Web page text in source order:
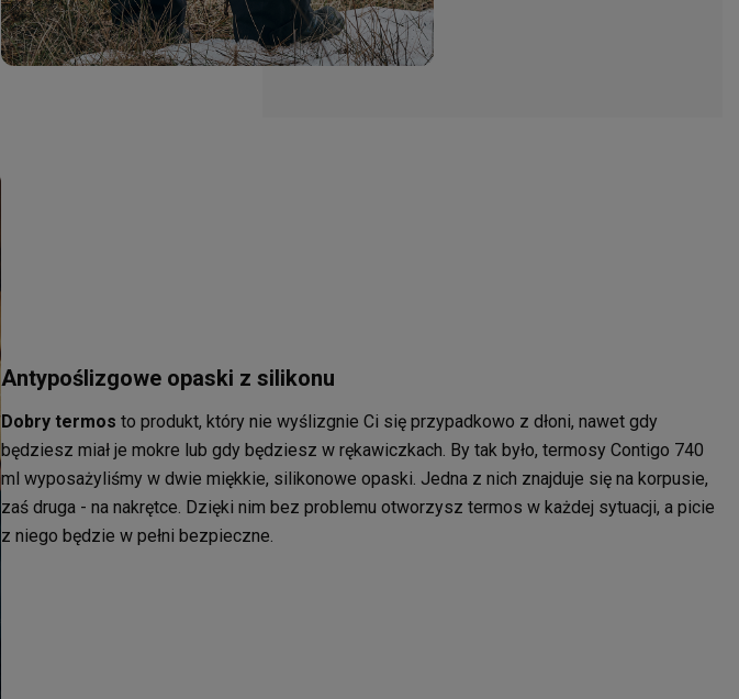
Antypoślizgowe opaski z silikonu
Dobry termos to produkt, który nie wyślizgnie Ci się przypadkowo z dłoni, nawet gdy
będziesz miał je mokre lub gdy będziesz w rękawiczkach. By tak było, termosy Contigo 740
ml wyposażyliśmy w dwie miękkie, silikonowe opaski. Jedna z nich znajduje się na korpusie,
zaś druga - na nakrętce. Dzięki nim bez problemu otworzysz termos w każdej sytuacji, a picie
z niego będzie w pełni bezpieczne.